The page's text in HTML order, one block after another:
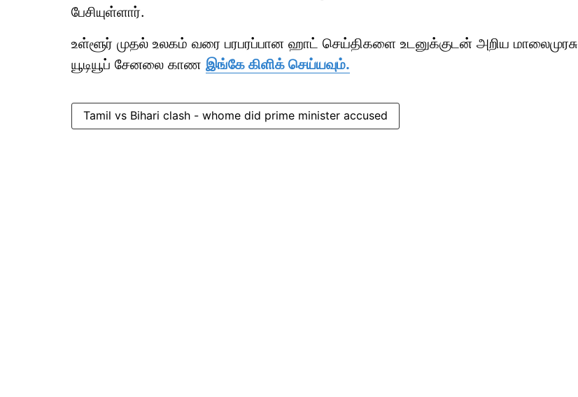
பேசியுள்ளார்.
உள்ளூர் முதல் உலகம் வரை பரபரப்பான ஹாட் செய்திகளை உடனுக்குடன் அறிய மாலைமுரசு
யூடியூப் சேனலை காண இங்கே கிளிக் செய்யவும்.
Tamil vs Bihari clash - whome did prime minister accused